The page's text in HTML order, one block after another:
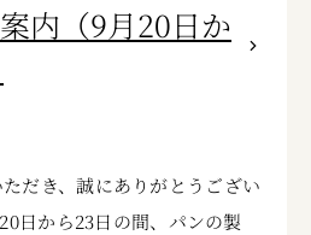
内（9月20日か
だき、誠にありがとうござい
日から23日の間、パンの製